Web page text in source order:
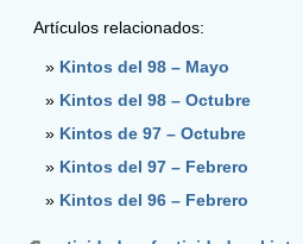
Artículos relacionados:
Kintos del 98 – Mayo
Kintos del 98 – Octubre
Kintos de 97 – Octubre
Kintos del 97 – Febrero
Kintos del 96 – Febrero